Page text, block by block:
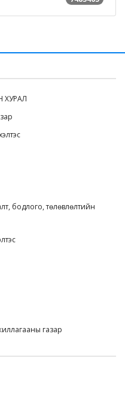
ХУРАЛ
бодлого, төлөвлөлтийн
газар